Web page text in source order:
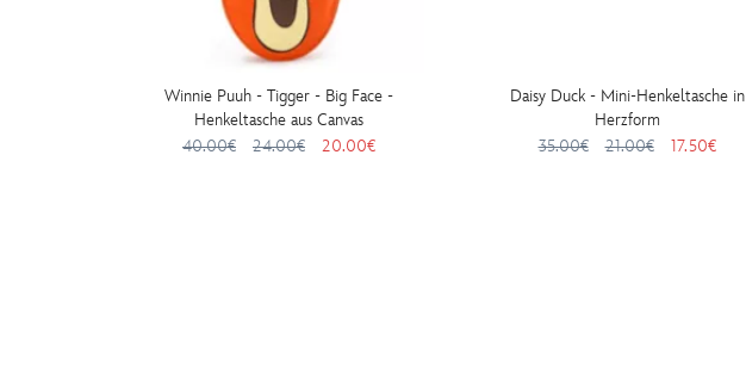
Winnie Puuh - Tigger - Big Face -
Henkeltasche aus Canvas
40.00€
24.00€ 20.00€
Daisy Duck - Mini-Henkeltasche in
Herzform
35.00€
21.00€ 17.50€